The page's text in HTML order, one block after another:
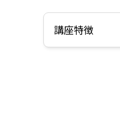
講座特徴